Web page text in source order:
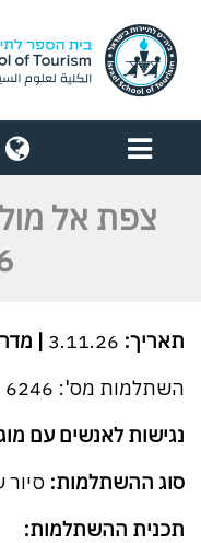
תפריט
צפת אל
תאריך: 3.11.26
|
השתלמות מס': 6246
נגישות לאנשים עם
סוג ההשתלמות: סיור
תכנית ההשתלמות: